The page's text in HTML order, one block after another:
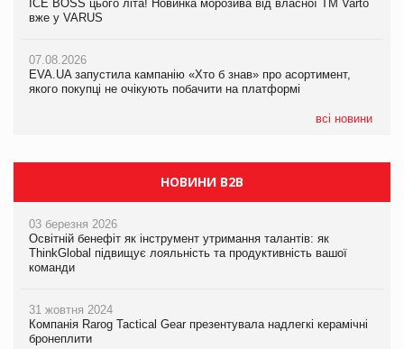
ICE BOSS цього літа! Новинка морозива від власної ТМ Varto
вже у VARUS
07.08.2026
EVA.UA запустила кампанію «Хто б знав» про асортимент,
якого покупці не очікують побачити на платформі
всі новини
06.08.2026
Смачна новинка для хвостатих: у VARUS з’явилися паучі
05.08.2026
Мережа супермаркетів VARUS купує мережу магазинів
НОВИНИ B2B
03 березня 2026
Освітній бенефіт як інструмент утримання талантів: як
ThinkGlobal підвищує лояльність та продуктивність вашої
команди
31 жовтня 2024
Компанія Rarog Tactical Gear презентувала надлегкі керамічні
бронеплити